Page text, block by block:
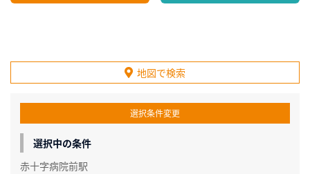
地図で検索
選択条件変更
選択中の条件
赤十字病院前駅